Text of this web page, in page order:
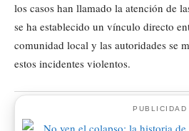
los casos han llamado la atención de
se ha establecido un vínculo directo
comunidad local y las autoridades se
estos incidentes violentos.
PUBLICIDAD